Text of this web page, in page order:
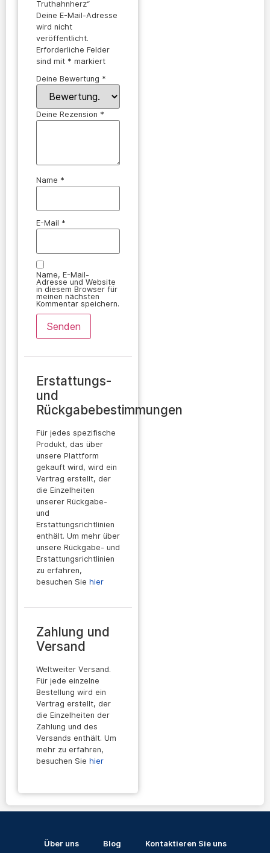
Truthahnherz“
Deine E-Mail-Adresse
wird nicht
veröffentlicht.
Erforderliche Felder
sind mit * markiert
Deine Bewertung *
Deine Rezension *
Name *
E-Mail *
Name, E-Mail-
Adresse und Website
in diesem Browser für
meinen nächsten
Kommentar speichern.
Erstattungs-
und
Rückgabebestimmungen
Für jedes spezifische
Produkt, das über
unsere Plattform
gekauft wird, wird ein
Vertrag erstellt, der
die Einzelheiten
unserer Rückgabe-
und
Erstattungsrichtlinien
enthält. Um mehr über
unsere Rückgabe- und
Erstattungsrichtlinien
zu erfahren,
besuchen Sie hier
Zahlung und
Versand
Weltweiter Versand.
Für jede einzelne
Bestellung wird ein
Vertrag erstellt, der
die Einzelheiten der
Zahlung und des
Versands enthält. Um
mehr zu erfahren,
besuchen Sie hier
Über uns Blog Kontaktieren Sie uns